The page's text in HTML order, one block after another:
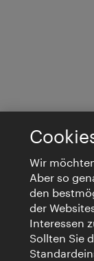
Wir
Aber so
den
der
Interessen
Sollten Sie